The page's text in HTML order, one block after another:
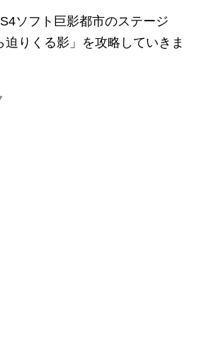
ソフト巨影都市のステージ
迫りくる影」を攻略していきま